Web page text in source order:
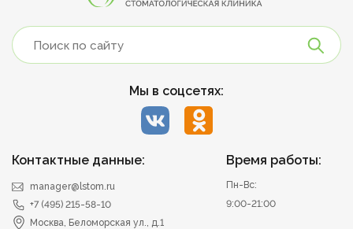
Время работы:
Пн-Вс:
9:00-21:00
Контактные данные:
manager@lstom.ru
+7 (495) 215-58-10
Москва, Беломорская ул., д.1
Мы в соцсетях: